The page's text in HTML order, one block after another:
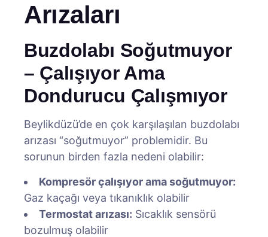
Arızaları
Buzdolabı Soğutmuyor
– Çalışıyor Ama
Dondurucu Çalışmıyor
Beylikdüzü’de en çok karşılaşılan buzdolabı
arızası “soğutmuyor” problemidir. Bu
sorunun birden fazla nedeni olabilir:
Kompresör çalışıyor ama soğutmuyor:
Gaz kaçağı veya tıkanıklık olabilir
Termostat arızası: Sıcaklık sensörü
bozulmuş olabilir